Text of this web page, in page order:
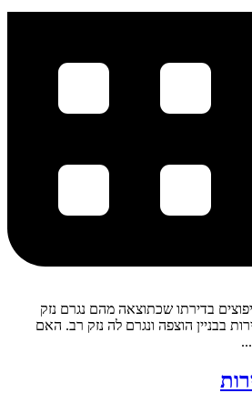
בדירתו שכתוצאה מהם נגרם נזק
בבניין הוצפה ונגרם לה נזק רב. האם